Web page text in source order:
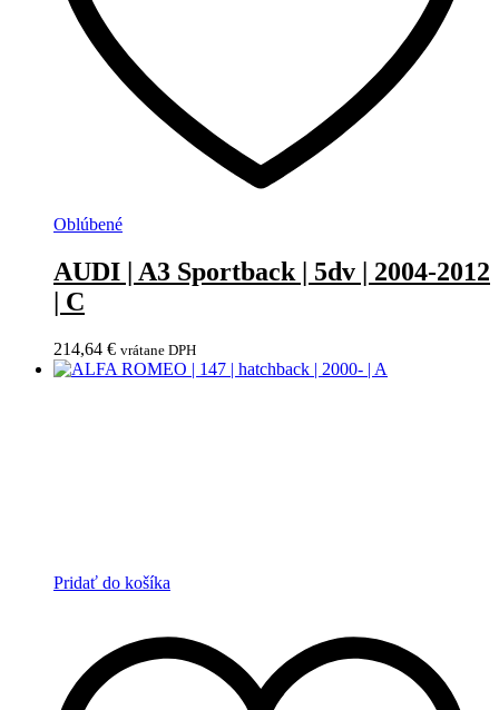
Oblúbené
AUDI | A3 Sportback | 5dv | 2004-2012
| C
214,64 € vrátane DPH
Pridať do košíka